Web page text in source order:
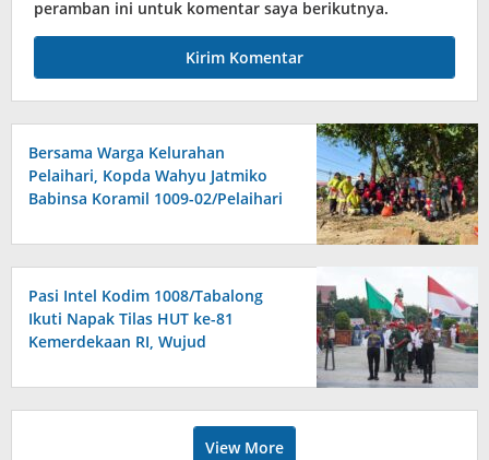
peramban ini untuk komentar saya berikutnya.
Bersama Warga Kelurahan
Pelaihari, Kopda Wahyu Jatmiko
Babinsa Koramil 1009-02/Pelaihari
Pasi Intel Kodim 1008/Tabalong
Ikuti Napak Tilas HUT ke-81
Kemerdekaan RI, Wujud
Pahlawan
View More